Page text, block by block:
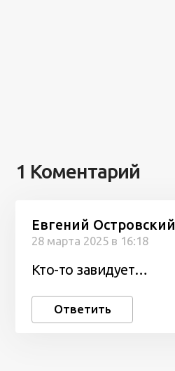
1 Коментарий
Евгений Островский
28 марта 2025 в 16:18
Кто-то завидует…
Ответить